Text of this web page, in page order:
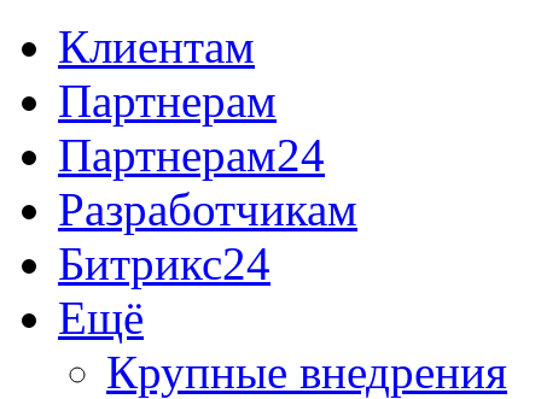
Клиентам
Партнерам
Партнерам24
Разработчикам
Битрикс24
Ещё
Крупные внедрения